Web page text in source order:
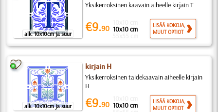
alk. 10x10cm ja suur
Yksikerroksinen kaavain aiheelle kirjain T
€9.90 10x10 cm
LISÄÄ KOKOJA,
MUUT OPTIOT
alk. 10x10cm ja suur
kirjain H
Yksikerroksinen taidekaavain aiheelle kirjain
H
€9.90 10x10 cm
LISÄÄ KOKOJA,
MUUT OPTIOT